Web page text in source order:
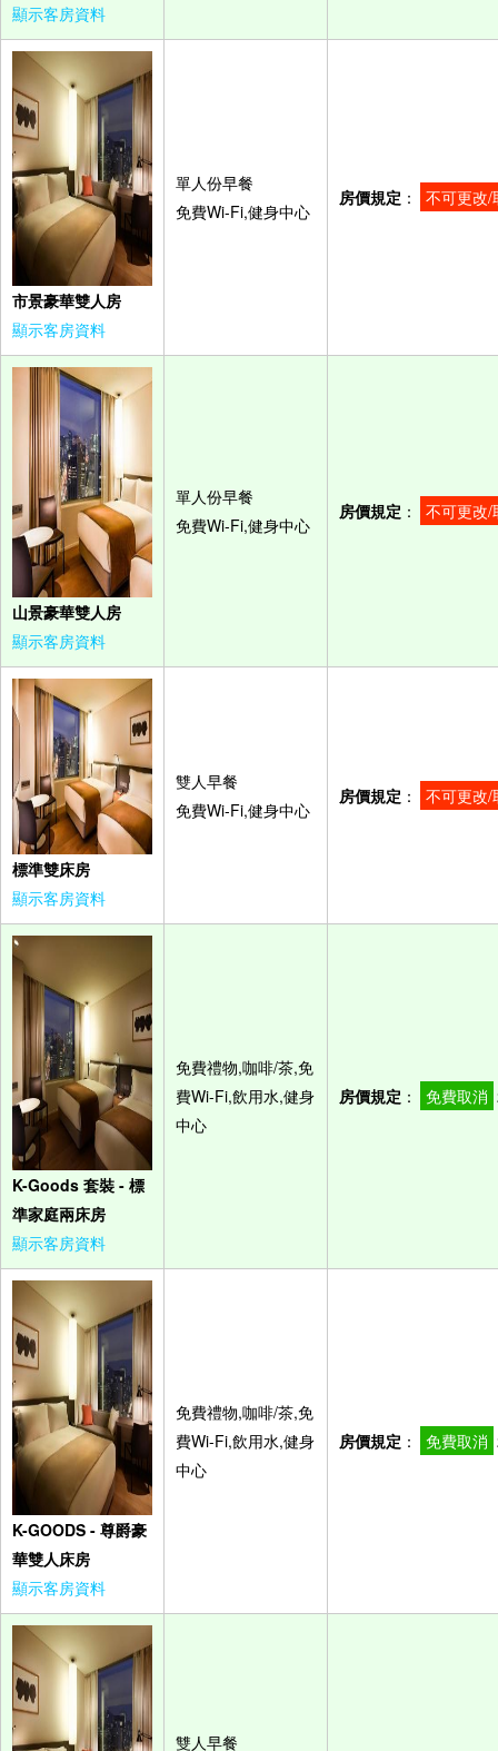
顯示客房資料
市景豪華雙人房
顯示客房資料
單人份早餐
免費Wi-Fi,健身中心
房價規定 ： 不可更改/
山景豪華雙人房
顯示客房資料
單人份早餐
免費Wi-Fi,健身中心
房價規定 ： 不可更改/
標準雙床房
顯示客房資料
雙人早餐
免費Wi-Fi,健身中心
房價規定 ： 不可更改/
K-Goods 套裝 - 標
準家庭兩床房
顯示客房資料
免費禮物,咖啡/茶,免
費Wi-Fi,飲用水,健身
中心
房價規定 ： 免費取消
K-GOODS - 尊爵豪
華雙人床房
顯示客房資料
免費禮物,咖啡/茶,免
費Wi-Fi,飲用水,健身
中心
房價規定 ： 免費取消
雙人早餐